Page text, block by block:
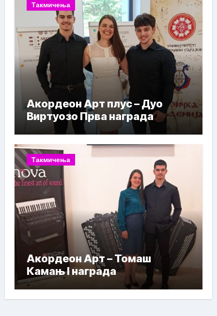
Такмичења
Акордеон Арт плус – Дуо
Виртуозо Прва награда
Такмичења
Акордеон Арт – Томаш
Камањ I награда